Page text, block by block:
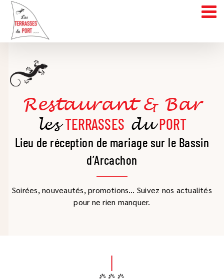
Skip
content
Restaurant & Bar
les TERRASSES du PORT
Lieu de réception de mariage sur le Bassin
d’Arcachon
Soirées, nouveautés, promotions… Suivez nos actualités
pour ne rien manquer.